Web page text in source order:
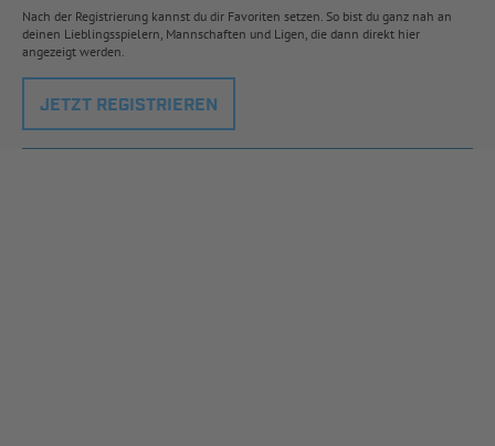
Nach der Registrierung kannst du dir Favoriten setzen. So bist du ganz nah an
deinen Lieblingsspielern, Mannschaften und Ligen, die dann direkt hier
angezeigt werden.
JETZT REGISTRIEREN